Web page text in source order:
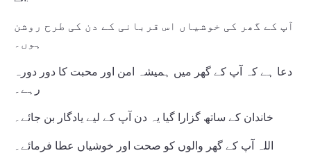
آپ کے گھر کی خوشیاں اس قربانی کے دن کی طرح روشن
ہوں۔
دعا ہے کہ آپ کے گھر میں ہمیشہ امن اور محبت کا دور دورہ
رہے۔
خاندان کے ساتھ گزارا گیا یہ دن آپ کے لیے یادگار بن جائے۔
اللہ آپ کے گھر والوں کو صحت اور خوشیاں عطا فرمائے۔